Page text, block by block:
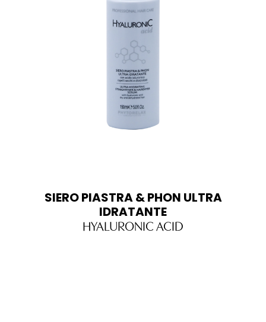
SIERO PIASTRA & PHON ULTRA
IDRATANTE
HYALURONIC ACID